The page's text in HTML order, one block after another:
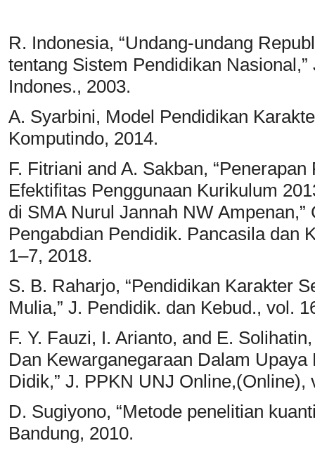
R. Indonesia, “Undang-undang
tentang Sistem Pendidikan
Indones., 2003.
A. Syarbini, Model Pendidikan
Komputindo, 2014.
F. Fitriani and A. Sakban,
Efektifitas Penggunaan Kurikulum
di SMA Nurul Jannah NW
Pengabdian Pendidik. Pancasila dan
1–7, 2018.
S. B. Raharjo, “Pendidikan Karakter
Mulia,” J. Pendidik. dan Kebud., vol.
F. Y. Fauzi, I. Arianto, and E.
Dan Kewarganegaraan Dalam
Didik,” J. PPKN UNJ Online,(Online),
D. Sugiyono, “Metode penelitian
Bandung, 2010.